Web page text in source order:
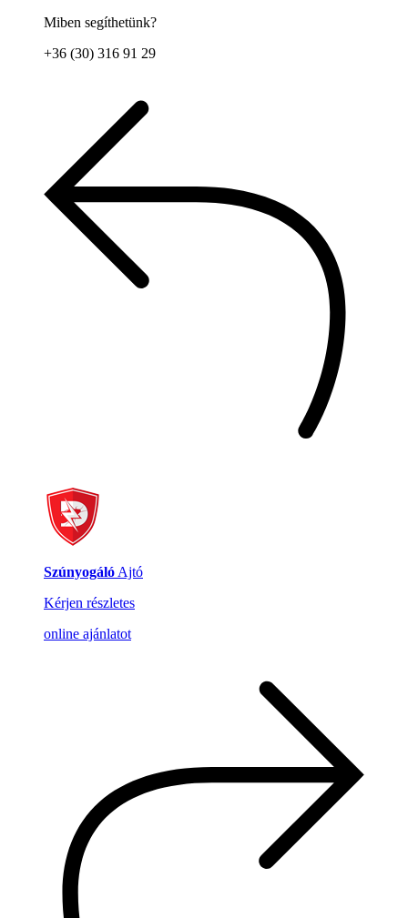
Miben segíthetünk?
+36 (30) 316 91 29
Szúnyogáló Ajtó
Kérjen részletes
online ajánlatot